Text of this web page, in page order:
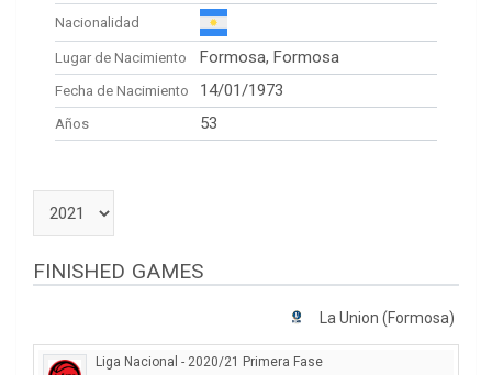
Nacionalidad
Lugar de Nacimiento Formosa, Formosa
Fecha de Nacimiento 14/01/1973
Años 53
FINISHED GAMES
La Union (Formosa)
Liga Nacional - 2020/21 Primera Fase